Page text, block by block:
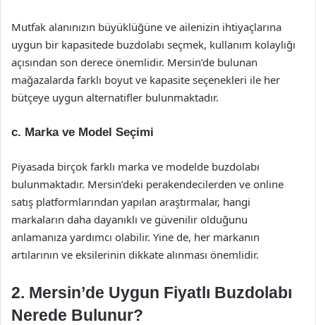
Mutfak alanınızın büyüklüğüne ve ailenizin ihtiyaçlarına
uygun bir kapasitede buzdolabı seçmek, kullanım kolaylığı
açısından son derece önemlidir. Mersin’de bulunan
mağazalarda farklı boyut ve kapasite seçenekleri ile her
bütçeye uygun alternatifler bulunmaktadır.
c. Marka ve Model Seçimi
Piyasada birçok farklı marka ve modelde buzdolabı
bulunmaktadır. Mersin’deki perakendecilerden ve online
satış platformlarından yapılan araştırmalar, hangi
markaların daha dayanıklı ve güvenilir olduğunu
anlamanıza yardımcı olabilir. Yine de, her markanın
artılarının ve eksilerinin dikkate alınması önemlidir.
2. Mersin’de Uygun Fiyatlı Buzdolabı
Nerede Bulunur?